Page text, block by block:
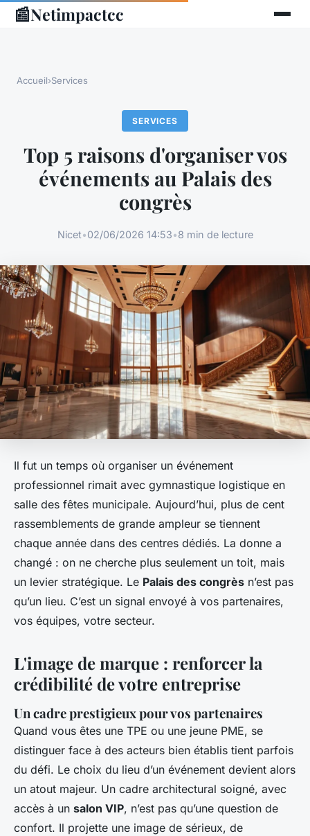
📰Netimpactcc
Accueil›Services
SERVICES
Top 5 raisons d'organiser vos
événements au Palais des
congrès
Nicet•02/06/2026 14:53•8 min de lecture
Il fut un temps où organiser un événement
professionnel rimait avec gymnastique logistique en
salle des fêtes municipale. Aujourd’hui, plus de cent
rassemblements de grande ampleur se tiennent
chaque année dans des centres dédiés. La donne a
changé : on ne cherche plus seulement un toit, mais
un levier stratégique. Le Palais des congrès n’est pas
qu’un lieu. C’est un signal envoyé à vos partenaires,
vos équipes, votre secteur.
L'image de marque : renforcer la
crédibilité de votre entreprise
Un cadre prestigieux pour vos partenaires
Quand vous êtes une TPE ou une jeune PME, se
distinguer face à des acteurs bien établis tient parfois
du défi. Le choix du lieu d’un événement devient alors
un atout majeur. Un cadre architectural soigné, avec
accès à un salon VIP, n’est pas qu’une question de
confort. Il projette une image de sérieux, de